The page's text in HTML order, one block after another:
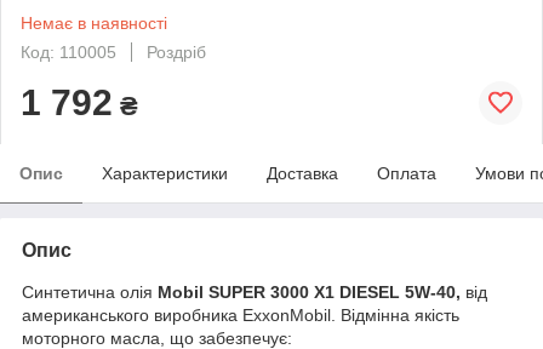
Немає в наявності
Код: 110005
Роздріб
1 792 ₴
Опис Характеристики Доставка Оплата Умови
Опис
Синтетична олія Mobil SUPER 3000 X1 DIESEL 5W-40, від
американського виробника ExxonMobil. Відмінна якість
моторного масла, що забезпечує: